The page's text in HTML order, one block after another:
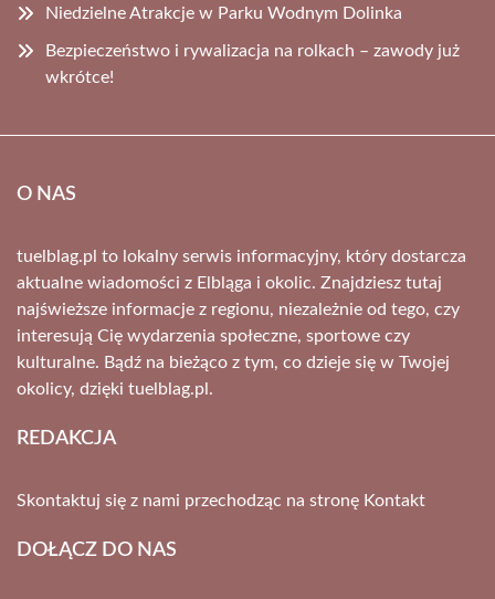
Niedzielne Atrakcje w Parku Wodnym Dolinka
Bezpieczeństwo i rywalizacja na rolkach – zawody już
wkrótce!
O NAS
tuelblag.pl to lokalny serwis informacyjny, który dostarcza
aktualne wiadomości z Elbląga i okolic. Znajdziesz tutaj
najświeższe informacje z regionu, niezależnie od tego, czy
interesują Cię wydarzenia społeczne, sportowe czy
kulturalne. Bądź na bieżąco z tym, co dzieje się w Twojej
okolicy, dzięki tuelblag.pl.
REDAKCJA
Skontaktuj się z nami przechodząc na stronę Kontakt
DOŁĄCZ DO NAS